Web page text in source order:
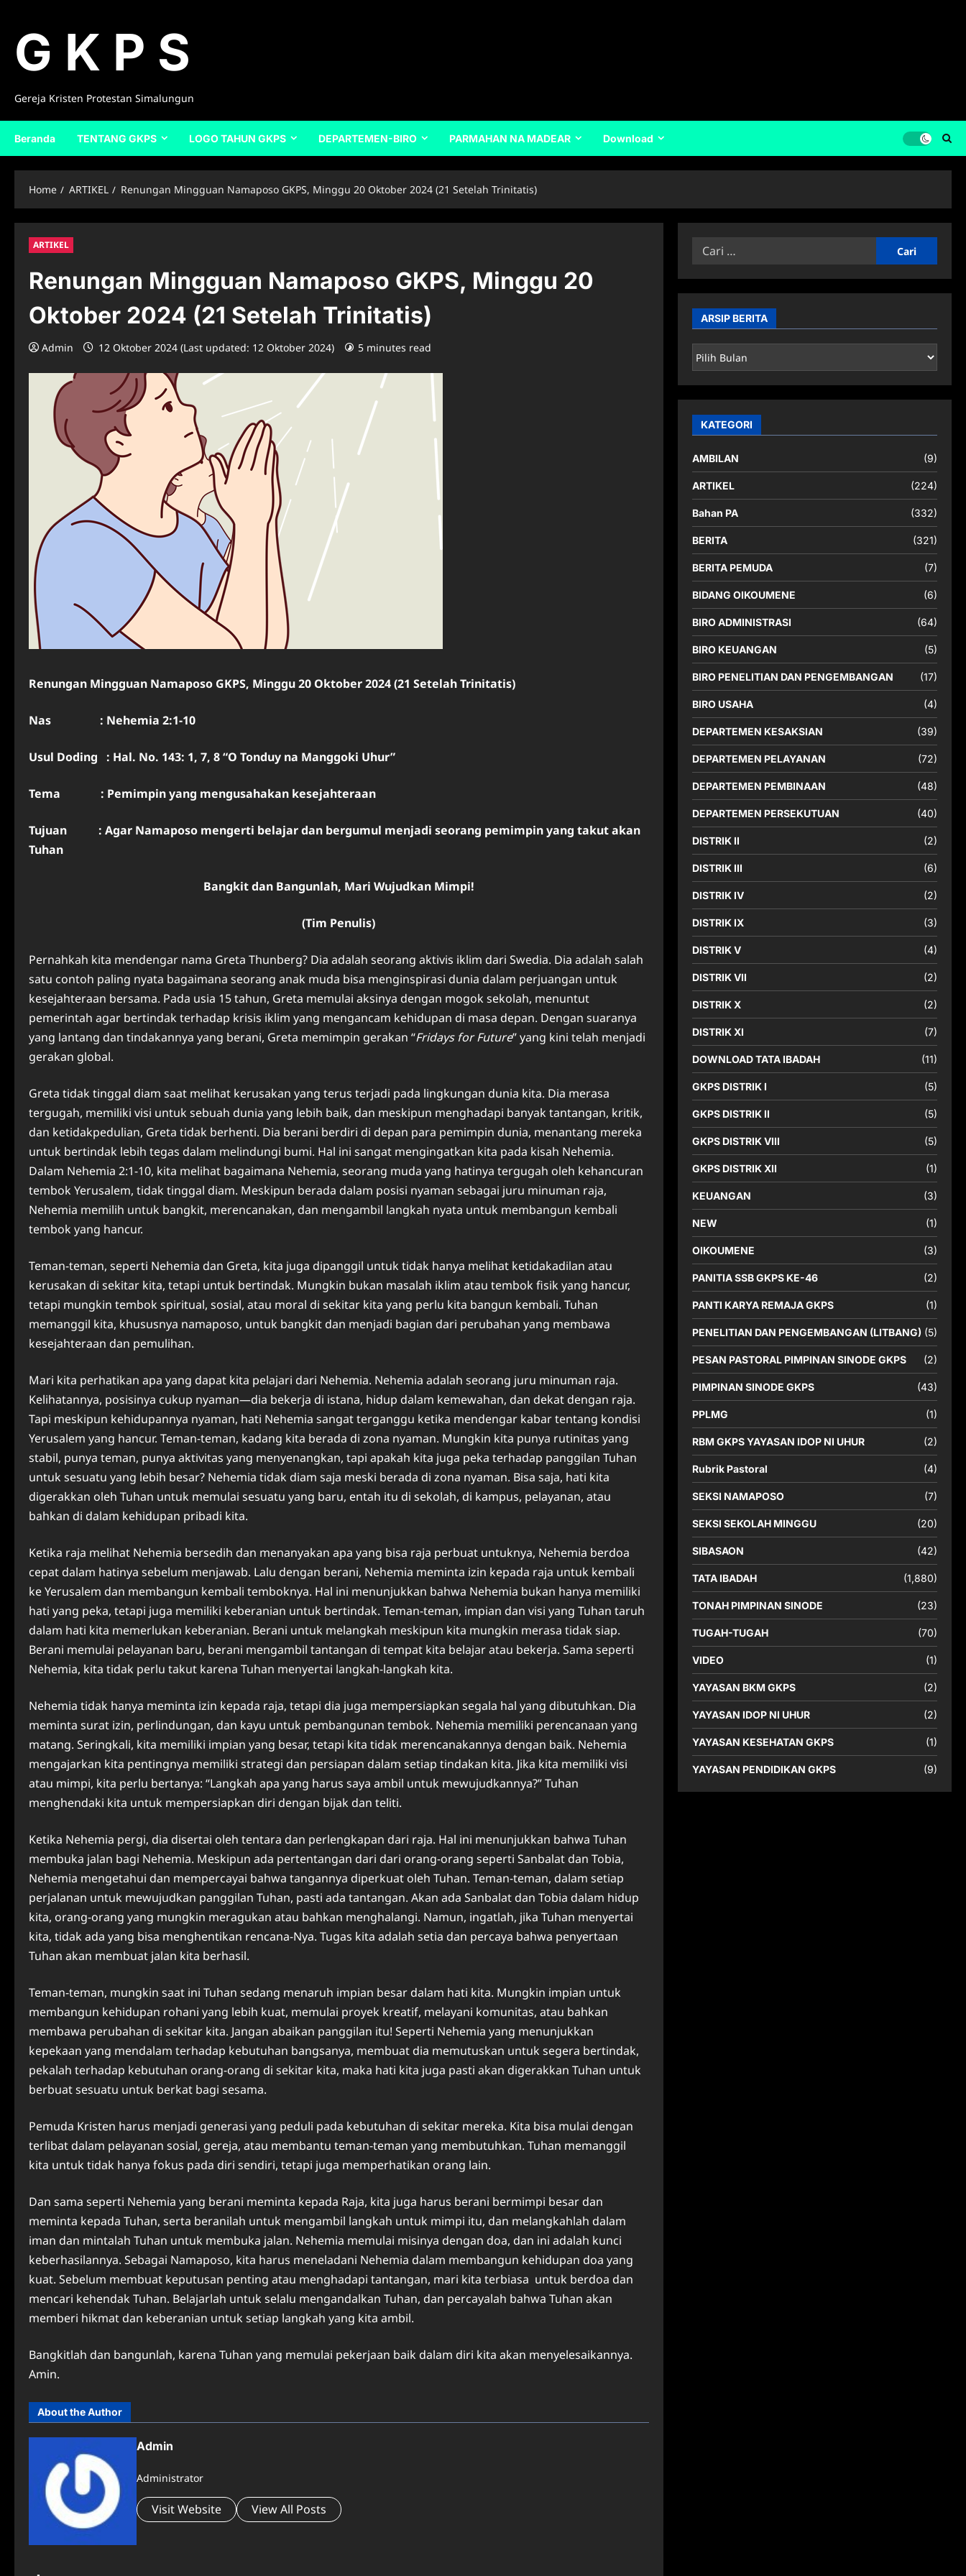
contentG K P S
Gereja Kristen Protestan Simalungun
Beranda TENTANG GKPS LOGO TAHUN GKPS DEPARTEMEN-BIRO PARMAHAN NA MADEAR Download
Home ARTIKEL Renungan Mingguan Namaposo GKPS, Minggu 20 Oktober 2024 (21 Setelah Trinitatis)
ARTIKEL
Renungan Mingguan Namaposo GKPS, Minggu 20
Oktober 2024 (21 Setelah Trinitatis)
Admin 12 Oktober 2024 (Last updated: 12 Oktober 2024) 5 minutes read
Renungan Mingguan Namaposo GKPS, Minggu 20 Oktober 2024 (21 Setelah Trinitatis)
Nas : Nehemia 2:1-10
Usul Doding : Hal. No. 143: 1, 7, 8 “O Tonduy na Manggoki Uhur”
Tema : Pemimpin yang mengusahakan kesejahteraan
Tujuan : Agar Namaposo mengerti belajar dan bergumul menjadi seorang pemimpin yang takut akan
Tuhan
Bangkit dan Bangunlah, Mari Wujudkan Mimpi!
(Tim Penulis)
Pernahkah kita mendengar nama Greta Thunberg? Dia adalah seorang aktivis iklim dari Swedia. Dia adalah salah
satu contoh paling nyata bagaimana seorang anak muda bisa menginspirasi dunia dalam perjuangan untuk
kesejahteraan bersama. Pada usia 15 tahun, Greta memulai aksinya dengan mogok sekolah, menuntut
pemerintah agar bertindak terhadap krisis iklim yang mengancam kehidupan di masa depan. Dengan suaranya
yang lantang dan tindakannya yang berani, Greta memimpin gerakan “Fridays for Future” yang kini telah menjadi
gerakan global.
Greta tidak tinggal diam saat melihat kerusakan yang terus terjadi pada lingkungan dunia kita. Dia merasa
tergugah, memiliki visi untuk sebuah dunia yang lebih baik, dan meskipun menghadapi banyak tantangan, kritik,
dan ketidakpedulian, Greta tidak berhenti. Dia berani berdiri di depan para pemimpin dunia, menantang mereka
untuk bertindak lebih tegas dalam melindungi bumi. Hal ini sangat mengingatkan kita pada kisah Nehemia.
Dalam Nehemia 2:1-10, kita melihat bagaimana Nehemia, seorang muda yang hatinya tergugah oleh kehancuran
tembok Yerusalem, tidak tinggal diam. Meskipun berada dalam posisi nyaman sebagai juru minuman raja,
Nehemia memilih untuk bangkit, merencanakan, dan mengambil langkah nyata untuk membangun kembali
tembok yang hancur.
Teman-teman, seperti Nehemia dan Greta, kita juga dipanggil untuk tidak hanya melihat ketidakadilan atau
kerusakan di sekitar kita, tetapi untuk bertindak. Mungkin bukan masalah iklim atau tembok fisik yang hancur,
tetapi mungkin tembok spiritual, sosial, atau moral di sekitar kita yang perlu kita bangun kembali. Tuhan
memanggil kita, khususnya namaposo, untuk bangkit dan menjadi bagian dari perubahan yang membawa
kesejahteraan dan pemulihan.
Mari kita perhatikan apa yang dapat kita pelajari dari Nehemia. Nehemia adalah seorang juru minuman raja.
Kelihatannya, posisinya cukup nyaman—dia bekerja di istana, hidup dalam kemewahan, dan dekat dengan raja.
Tapi meskipun kehidupannya nyaman, hati Nehemia sangat terganggu ketika mendengar kabar tentang kondisi
Yerusalem yang hancur. Teman-teman, kadang kita berada di zona nyaman. Mungkin kita punya rutinitas yang
stabil, punya teman, punya aktivitas yang menyenangkan, tapi apakah kita juga peka terhadap panggilan Tuhan
untuk sesuatu yang lebih besar? Nehemia tidak diam saja meski berada di zona nyaman. Bisa saja, hati kita
digerakkan oleh Tuhan untuk memulai sesuatu yang baru, entah itu di sekolah, di kampus, pelayanan, atau
bahkan di dalam kehidupan pribadi kita.
Ketika raja melihat Nehemia bersedih dan menanyakan apa yang bisa raja perbuat untuknya, Nehemia berdoa
cepat dalam hatinya sebelum menjawab. Lalu dengan berani, Nehemia meminta izin kepada raja untuk kembali
ke Yerusalem dan membangun kembali temboknya. Hal ini menunjukkan bahwa Nehemia bukan hanya memiliki
hati yang peka, tetapi juga memiliki keberanian untuk bertindak. Teman-teman, impian dan visi yang Tuhan taruh
dalam hati kita memerlukan keberanian. Berani untuk melangkah meskipun kita mungkin merasa tidak siap.
Berani memulai pelayanan baru, berani mengambil tantangan di tempat kita belajar atau bekerja. Sama seperti
Nehemia, kita tidak perlu takut karena Tuhan menyertai langkah-langkah kita.
Nehemia tidak hanya meminta izin kepada raja, tetapi dia juga mempersiapkan segala hal yang dibutuhkan. Dia
meminta surat izin, perlindungan, dan kayu untuk pembangunan tembok. Nehemia memiliki perencanaan yang
matang. Seringkali, kita memiliki impian yang besar, tetapi kita tidak merencanakannya dengan baik. Nehemia
mengajarkan kita pentingnya memiliki strategi dan persiapan dalam setiap tindakan kita. Jika kita memiliki visi
atau mimpi, kita perlu bertanya: “Langkah apa yang harus saya ambil untuk mewujudkannya?” Tuhan
menghendaki kita untuk mempersiapkan diri dengan bijak dan teliti.
Ketika Nehemia pergi, dia disertai oleh tentara dan perlengkapan dari raja. Hal ini menunjukkan bahwa Tuhan
membuka jalan bagi Nehemia. Meskipun ada pertentangan dari dari orang-orang seperti Sanbalat dan Tobia,
Nehemia mengetahui dan mempercayai bahwa tangannya diperkuat oleh Tuhan. Teman-teman, dalam setiap
perjalanan untuk mewujudkan panggilan Tuhan, pasti ada tantangan. Akan ada Sanbalat dan Tobia dalam hidup
kita, orang-orang yang mungkin meragukan atau bahkan menghalangi. Namun, ingatlah, jika Tuhan menyertai
kita, tidak ada yang bisa menghentikan rencana-Nya. Tugas kita adalah setia dan percaya bahwa penyertaan
Tuhan akan membuat jalan kita berhasil.
Teman-teman, mungkin saat ini Tuhan sedang menaruh impian besar dalam hati kita. Mungkin impian untuk
membangun kehidupan rohani yang lebih kuat, memulai proyek kreatif, melayani komunitas, atau bahkan
membawa perubahan di sekitar kita. Jangan abaikan panggilan itu! Seperti Nehemia yang menunjukkan
kepekaan yang mendalam terhadap kebutuhan bangsanya, membuat dia memutuskan untuk segera bertindak,
pekalah terhadap kebutuhan orang-orang di sekitar kita, maka hati kita juga pasti akan digerakkan Tuhan untuk
berbuat sesuatu untuk berkat bagi sesama.
Pemuda Kristen harus menjadi generasi yang peduli pada kebutuhan di sekitar mereka. Kita bisa mulai dengan
terlibat dalam pelayanan sosial, gereja, atau membantu teman-teman yang membutuhkan. Tuhan memanggil
kita untuk tidak hanya fokus pada diri sendiri, tetapi juga memperhatikan orang lain.
Dan sama seperti Nehemia yang berani meminta kepada Raja, kita juga harus berani bermimpi besar dan
meminta kepada Tuhan, serta beranilah untuk mengambil langkah untuk mimpi itu, dan melangkahlah dalam
iman dan mintalah Tuhan untuk membuka jalan. Nehemia memulai misinya dengan doa, dan ini adalah kunci
keberhasilannya. Sebagai Namaposo, kita harus meneladani Nehemia dalam membangun kehidupan doa yang
kuat. Sebelum membuat keputusan penting atau menghadapi tantangan, mari kita terbiasa untuk berdoa dan
mencari kehendak Tuhan. Belajarlah untuk selalu mengandalkan Tuhan, dan percayalah bahwa Tuhan akan
memberi hikmat dan keberanian untuk setiap langkah yang kita ambil.
Bangkitlah dan bangunlah, karena Tuhan yang memulai pekerjaan baik dalam diri kita akan menyelesaikannya.
Amin.
About the Author
Admin
Administrator
Visit Website View All Posts
Cari
ARSIP BERITA
ARSIP
BERITA
KATEGORI
AMBILAN (9)
ARTIKEL (224)
Bahan PA (332)
BERITA (321)
BERITA PEMUDA (7)
BIDANG OIKOUMENE (6)
BIRO ADMINISTRASI (64)
BIRO KEUANGAN (5)
BIRO PENELITIAN DAN PENGEMBANGAN (17)
BIRO USAHA (4)
DEPARTEMEN KESAKSIAN (39)
DEPARTEMEN PELAYANAN (72)
DEPARTEMEN PEMBINAAN (48)
DEPARTEMEN PERSEKUTUAN (40)
DISTRIK II (2)
DISTRIK III (6)
DISTRIK IV (2)
DISTRIK IX (3)
DISTRIK V (4)
DISTRIK VII (2)
DISTRIK X (2)
DISTRIK XI (7)
DOWNLOAD TATA IBADAH (11)
GKPS DISTRIK I (5)
GKPS DISTRIK II (5)
GKPS DISTRIK VIII (5)
GKPS DISTRIK XII (1)
KEUANGAN (3)
NEW (1)
OIKOUMENE (3)
PANITIA SSB GKPS KE-46 (2)
PANTI KARYA REMAJA GKPS (1)
PENELITIAN DAN PENGEMBANGAN (LITBANG) (5)
PESAN PASTORAL PIMPINAN SINODE GKPS (2)
PIMPINAN SINODE GKPS (43)
PPLMG (1)
RBM GKPS YAYASAN IDOP NI UHUR (2)
Rubrik Pastoral (4)
SEKSI NAMAPOSO (7)
SEKSI SEKOLAH MINGGU (20)
SIBASAON (42)
TATA IBADAH (1,880)
TONAH PIMPINAN SINODE (23)
TUGAH-TUGAH (70)
VIDEO (1)
YAYASAN BKM GKPS (2)
YAYASAN IDOP NI UHUR (2)
YAYASAN KESEHATAN GKPS (1)
YAYASAN PENDIDIKAN GKPS (9)